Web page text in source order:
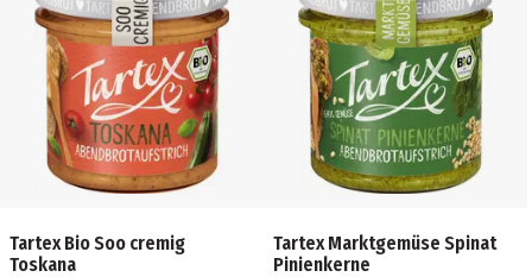
Tartex Bio Soo cremig
Toskana
Tartex Marktgemüse Spinat
Pinienkerne